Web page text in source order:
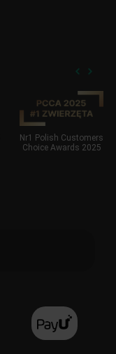
Nr1 Polish Customers
Choice Awards 2025